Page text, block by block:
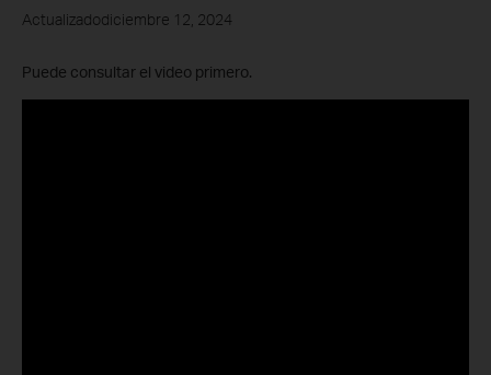
Actualizadodiciembre 12, 2024
Puede consultar el video primero.